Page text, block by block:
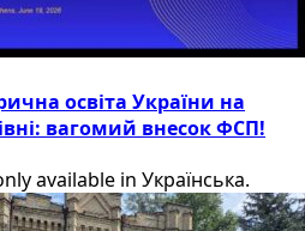
освіта України на
вагомий внесок ФСП!
available in Українська.